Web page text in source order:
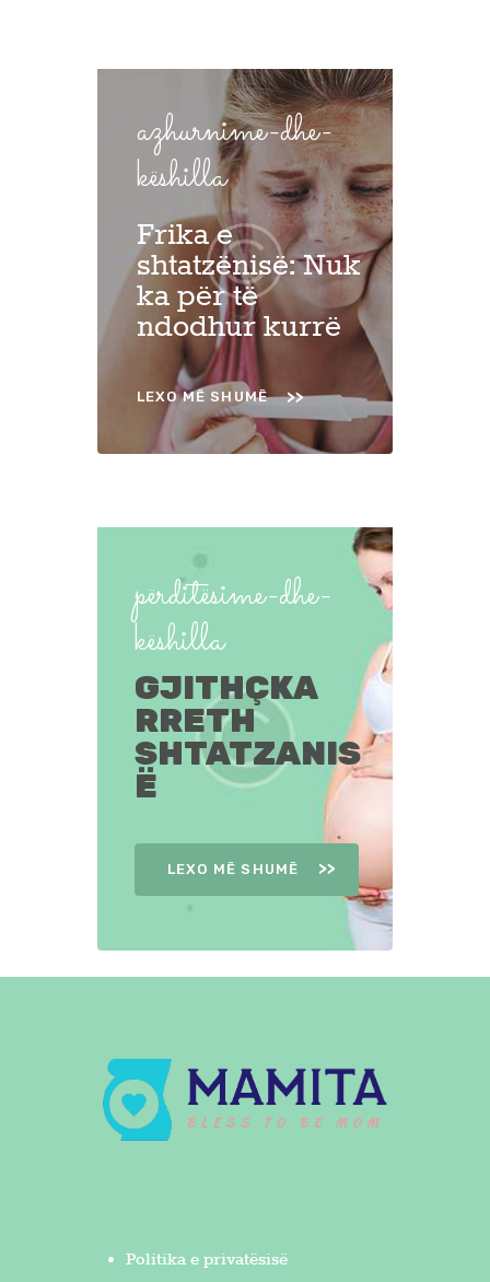
azhurnime-dhe-
këshilla
Frika e
shtatzënisë: Nuk
ka për të
ndodhur kurrë
LEXO MË SHUMË
përditësime-dhe-
këshilla
GJITHÇKA
RRETH
SHTATZANIS
Ë
LEXO MË SHUMË
Politika e privatësisë